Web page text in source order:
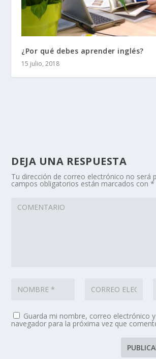
¿Por qué debes aprender inglés?
15 julio, 2018
DEJA UNA RESPUESTA
Tu dirección de correo electrónico no será
campos obligatorios están marcados con*
Guarda mi nombre, correo electrónico
navegador para la próxima vez que